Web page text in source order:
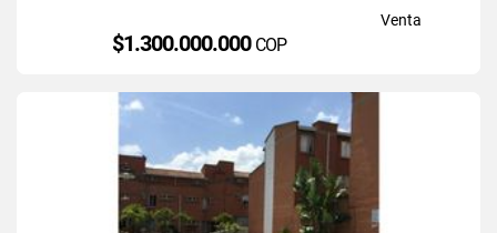
Venta
$1.300.000.000 COP